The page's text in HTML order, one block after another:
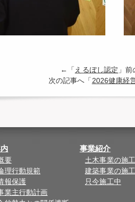
←「 えるぼし認定 」
次の記事へ「 2026健康経
要
理行動規範
報保護
業主行動計画
事業紹介
土木事業の施
建築事業の施
只今施工中